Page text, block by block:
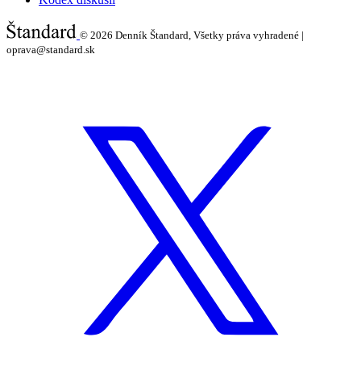
© 2026 Denník Štandard, Všetky práva vyhradené |
oprava@standard.sk